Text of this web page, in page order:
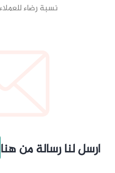
نسبة رضاء للعملاء
ارسل لنا رسالة من هنا